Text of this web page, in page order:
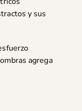
y sus
agrega